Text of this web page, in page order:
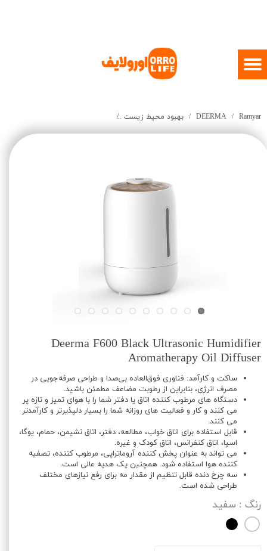
Ramyar
DEERMA بهبود محیط زیست
Deerma F600 Black Ultrasonic Humidifier
Aromatherapy Oil Diffuser
ساکت و کارآمد: فناوری فوق‌العاده بی‌صدا و طراحی صرفه‌جویی در
مصرف انرژی، بنابراین از رطوبت مضاعف مطمئن باشید.
دستگاه های مرطوب کننده اتاق یا دفتر شما را با هوای تمیز و تازه پر
می کنند و کار و فعالیت های روزانه شما را بسیار دلپذیرتر و کارآمدتر
می کنند.
قابل استفاده برای اتاق خواب، مطالعه، دفتر، اتاق نشیمن، حمام، یوگا،
اسپا، اتاق کنفرانس، اتاق کودک و غیره.
می تواند به عنوان پخش کننده آروماتراپی، مرطوب کننده، تصفیه
کننده هوا استفاده شود. همچنین یک هدیه عالی است.
سه چرخ دنده قابل تنظیم از مقدار مه برای رفع نیازهای مختلف
طراحی شده است.
رنگ : سفید